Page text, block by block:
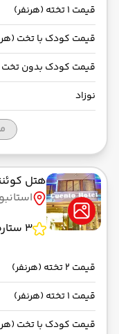
قیمت 1 تخته (هرنفر)
قیمت کودک با تخت (هر
قیمت کودک بدون تخت
نوزاد
هتل
3 ستاره
قیمت 2 تخته (هرنفر)
قیمت 1 تخته (هرنفر)
قیمت کودک با تخت (هر